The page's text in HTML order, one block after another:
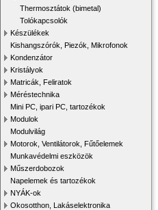
Thermosztátok (bimetal)
Tolókapcsolók
Készülékek
Kishangszórók, Piezók, Mikrofonok
Kondenzátor
Kristályok
Matricák, Feliratok
Méréstechnika
Mini PC, ipari PC, tartozékok
Modulok
Modulvilág
Motorok, Ventilátorok, Fűtőelemek
Munkavédelmi eszközök
Műszerdobozok
Napelemek és tartozékok
NYÁK-ok
Okosotthon, Lakáselektronika